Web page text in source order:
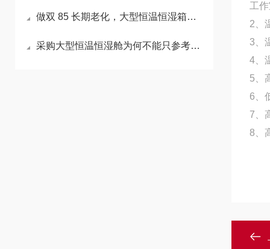
做双 85 长期老化，大型恒温恒湿箱加湿水箱材质怎么选不析出杂质？
采购大型恒温恒湿舱为何不能只参考小型箱温湿度精度标准？
工
2、
3、
4、
5、
6、
7、
8、